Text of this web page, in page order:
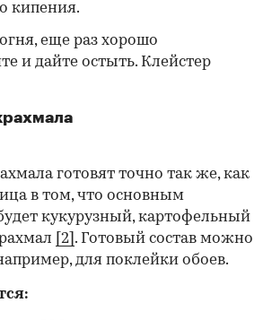
кипения.
еще раз хорошо
и дайте остыть. Клейстер
готовят точно так же, как
в том, что основным
кукурузный, картофельный
[2] . Готовый состав можно
для поклейки обоев.